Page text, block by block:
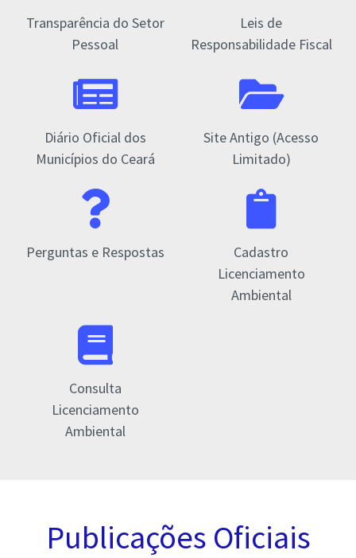
Transparência do Setor
Pessoal
Leis de
Responsabilidade Fiscal
Diário Oficial dos
Municípios do Ceará
Site Antigo (Acesso
Limitado)
Perguntas e Respostas
Cadastro
Licenciamento
Ambiental
Consulta
Licenciamento
Ambiental
Publicações Oficiais